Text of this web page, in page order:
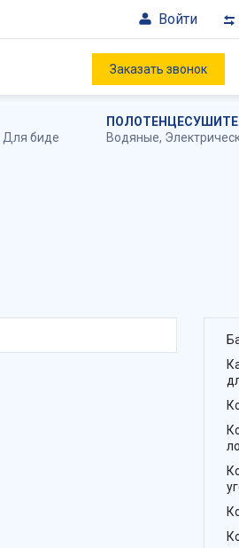
Войти
Заказать звонок
Для биде
Водяные,